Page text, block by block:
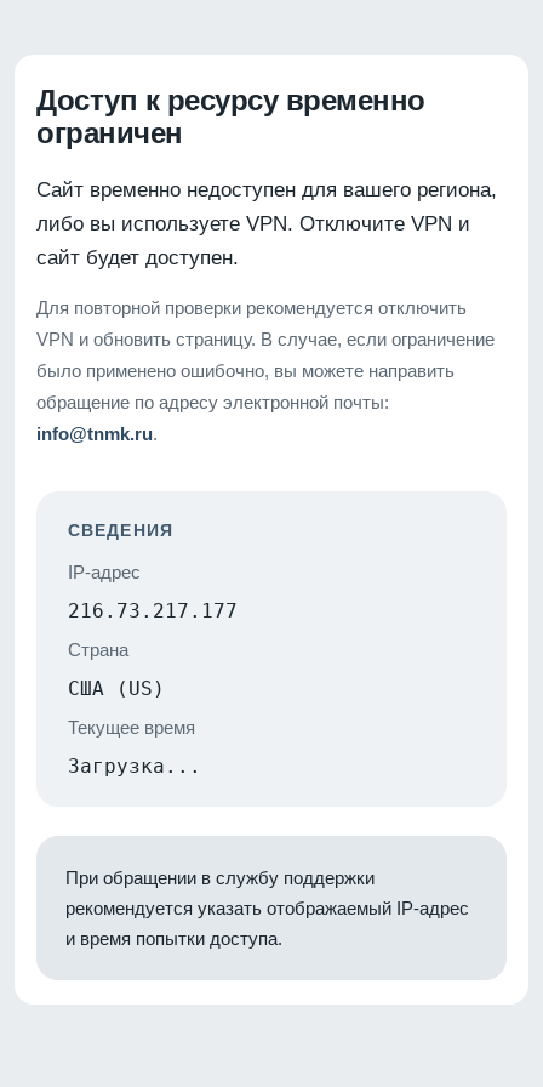
Доступ к ресурсу временно
ограничен
Сайт временно недоступен для вашего региона,
либо вы используете VPN. Отключите VPN и
сайт будет доступен.
Для повторной проверки рекомендуется отключить
VPN и обновить страницу. В случае, если ограничение
было применено ошибочно, вы можете направить
обращение по адресу электронной почты:
info@tnmk.ru.
СВЕДЕНИЯ
IP-адрес
216.73.217.177
Страна
США (US)
Текущее время
Загрузка...
При обращении в службу поддержки
рекомендуется указать отображаемый IP-адрес
и время попытки доступа.